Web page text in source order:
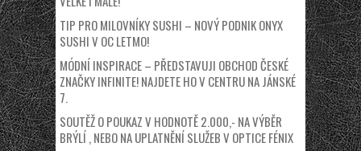
TIP PRO MILOVNÍKY SUSHI – NOVÝ PODNIK ONYX
SUSHI V OC LETMO!
MÓDNÍ INSPIRACE – PŘEDSTAVUJI OBCHOD ČESKÉ
ZNAČKY INFINITE! NAJDETE HO V CENTRU NA JÁNSKÉ
7.
SOUTĚŽ O POUKAZ V HODNOTĚ 2.000,- NA VÝBĚR
BRÝLÍ , NEBO NA UPLATNĚNÍ SLUŽEB V OPTICE FÉNIX